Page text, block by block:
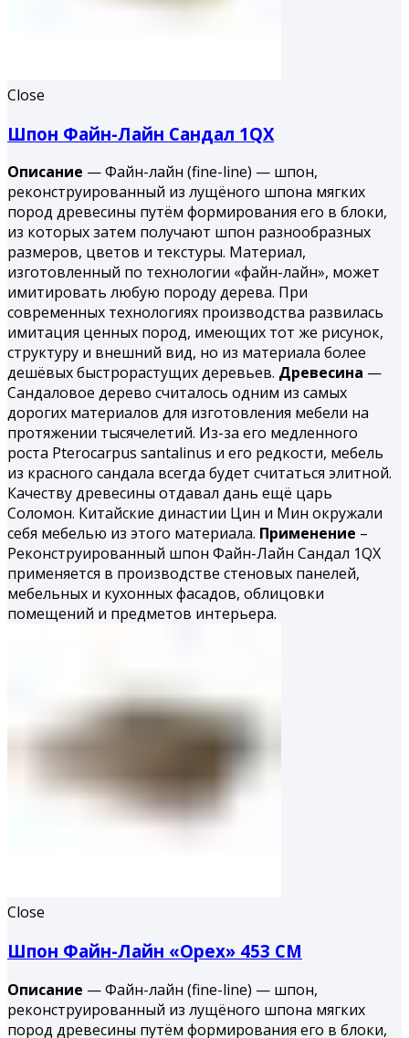
Close
Шпон Файн-Лайн Cандал 1QX
Описание — Файн-лайн (fine-line) — шпон,
реконструированный из лущёного шпона мягких
пород древесины путём формирования его в блоки,
из которых затем получают шпон разнообразных
размеров, цветов и текстуры. Материал,
изготовленный по технологии «файн-лайн», может
имитировать любую породу дерева. При
современных технологиях производства развилась
имитация ценных пород, имеющих тот же рисунок,
структуру и внешний вид, но из материала более
дешёвых быстрорастущих деревьев. Древесина —
Сандаловое дерево считалось одним из самых
дорогих материалов для изготовления мебели на
протяжении тысячелетий. Из-за его медленного
роста Pterocarpus santalinus и его редкости, мебель
из красного сандала всегда будет считаться элитной.
Качеству древесины отдавал дань ещё царь
Соломон. Китайские династии Цин и Мин окружали
себя мебелью из этого материала. Применение –
Реконструированный шпон Файн-Лайн Cандал 1QX
применяется в производстве стеновых панелей,
мебельных и кухонных фасадов, облицовки
помещений и предметов интерьера.
Close
Шпон Файн-Лайн «Орех» 453 СМ
Описание — Файн-лайн (fine-line) — шпон,
реконструированный из лущёного шпона мягких
пород древесины путём формирования его в блоки,